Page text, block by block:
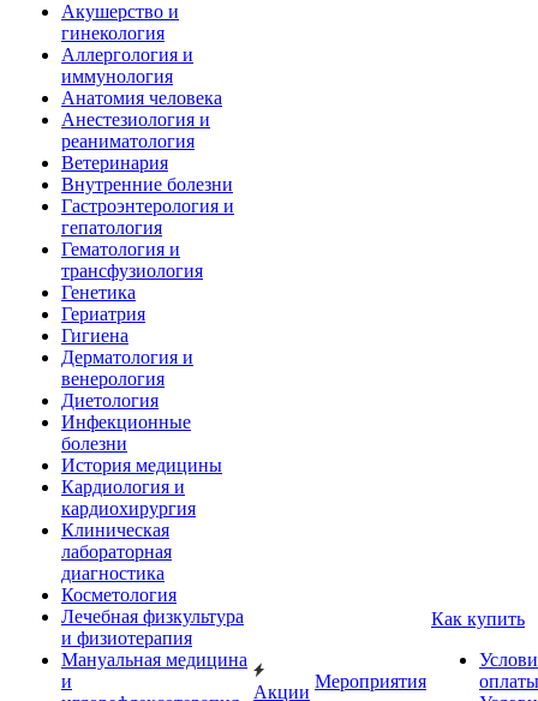
Акушерство и
гинекология
Аллергология и
иммунология
Анатомия человека
Анестезиология и
реаниматология
Ветеринария
Внутренние болезни
Гастроэнтерология и
гепатология
Гематология и
трансфузиология
Генетика
Гериатрия
Гигиена
Дерматология и
венерология
Диетология
Инфекционные
болезни
История медицины
Кардиология и
кардиохирургия
Клиническая
лабораторная
диагностика
Косметология
Лечебная физкультура
и физиотерапия
Мануальная медицина
и
Акции
Мероприятия
Как купить
оплаты